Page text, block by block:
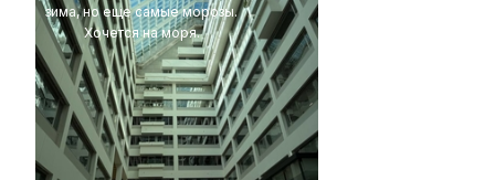
зима, но еще самые морозы.
Хочется на моря.
4Eki